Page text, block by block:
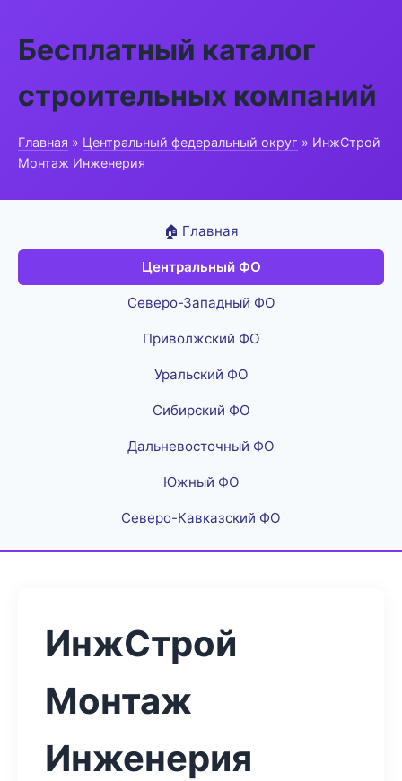
Бесплатный каталог
строительных компаний
Главная » Центральный федеральный округ » ИнжСтрой
Монтаж Инженерия
🏠 Главная
Центральный ФО
Северо-Западный ФО
Приволжский ФО
Уральский ФО
Сибирский ФО
Дальневосточный ФО
Южный ФО
Северо-Кавказский ФО
ИнжСтрой
Монтаж
Инженерия